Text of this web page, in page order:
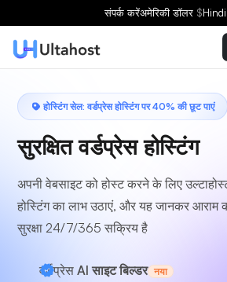
संपर्क करेंअमेरिकी डॉलर $Hindi
होस्टिंग सेल: वर्डप्रेस होस्टिंग पर 40% की छूट पाएं
सुरक्षित वर्डप्रेस होस्टिंग
अपनी वेबसाइट को होस्ट करने के लिए
होस्टिंग का लाभ उठाएं, और यह जानकर आराम
सुरक्षा 24/7/365 सक्रिय है
वर्डप्रेस AI साइट बिल्डर नया